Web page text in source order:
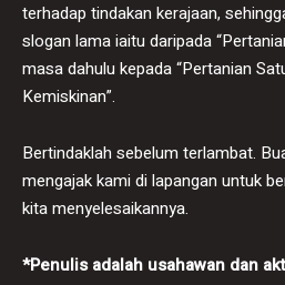
terhadap tindakan kerajaan,
slogan lama iaitu daripada
masa dahulu kepada “Pertanian
Kemiskinan”.
Bertindaklah sebelum terlambat.
mengajak kami di lapangan untuk
kita menyelesaikannya.
*Penulis adalah usahawan dan